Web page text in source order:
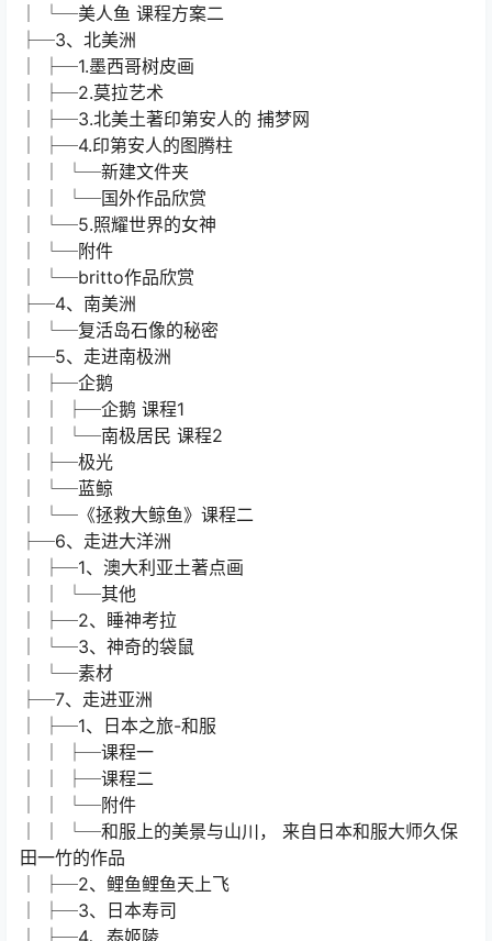
│ └─美人鱼 课程方案二
├─3、北美洲
│ ├─1.墨西哥树皮画
│ ├─2.莫拉艺术
│ ├─3.北美土著印第安人的 捕梦网
│ ├─4.印第安人的图腾柱
│ │ └─新建文件夹
│ │ └─国外作品欣赏
│ └─5.照耀世界的女神
│ └─附件
│ └─britto作品欣赏
├─4、南美洲
│ └─复活岛石像的秘密
├─5、走进南极洲
│ ├─企鹅
│ │ ├─企鹅 课程1
│ │ └─南极居民 课程2
│ ├─极光
│ └─蓝鲸
│ └─《拯救大鲸鱼》课程二
├─6、走进大洋洲
│ ├─1、澳大利亚土著点画
│ │ └─其他
│ ├─2、睡神考拉
│ └─3、神奇的袋鼠
│ └─素材
├─7、走进亚洲
│ ├─1、日本之旅-和服
│ │ ├─课程一
│ │ ├─课程二
│ │ └─附件
│ │ └─和服上的美景与山川， 来自日本和服大师久保
田一竹的作品
│ ├─2、鲤鱼鲤鱼天上飞
│ ├─3、日本寿司
│ ├─4、泰姬陵